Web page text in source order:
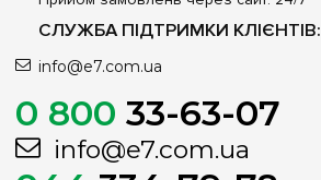
СЛУЖБА ПІДТРИМКИ КЛІЄНТІВ:
info@e7.com.ua
0 800 33-63-07
info@e7.com.ua